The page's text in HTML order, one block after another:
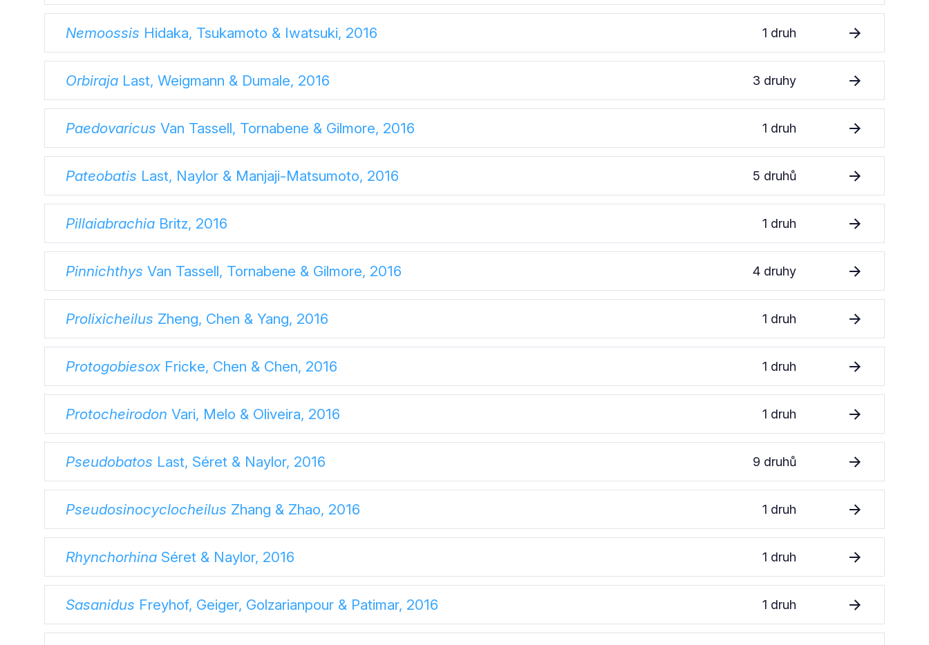
Nemoossis Hidaka, Tsukamoto & Iwatsuki, 2016 1 druh
Orbiraja Last, Weigmann & Dumale, 2016 3 druhy
Paedovaricus Van Tassell, Tornabene & Gilmore, 2016 1 druh
Pateobatis Last, Naylor & Manjaji-Matsumoto, 2016 5 druhů
Pillaiabrachia Britz, 2016 1 druh
Pinnichthys Van Tassell, Tornabene & Gilmore, 2016 4 druhy
Prolixicheilus Zheng, Chen & Yang, 2016 1 druh
Protogobiesox Fricke, Chen & Chen, 2016 1 druh
Protocheirodon Vari, Melo & Oliveira, 2016 1 druh
Pseudobatos Last, Séret & Naylor, 2016 9 druhů
Pseudosinocyclocheilus Zhang & Zhao, 2016 1 druh
Rhynchorhina Séret & Naylor, 2016 1 druh
Sasanidus Freyhof, Geiger, Golzarianpour & Patimar, 2016 1 druh